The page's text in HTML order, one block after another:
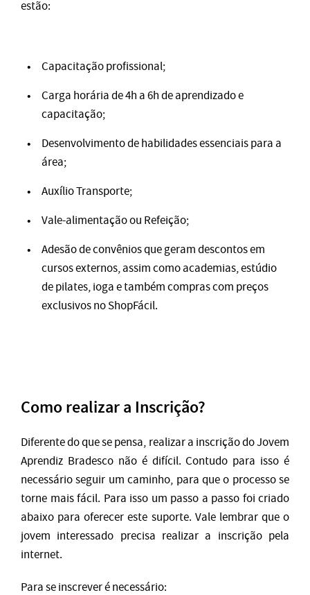
estão:
Capacitação profissional;
Carga horária de 4h a 6h de aprendizado e
capacitação;
Desenvolvimento de habilidades essenciais para a
área;
Auxílio Transporte;
Vale-alimentação ou Refeição;
Adesão de convênios que geram descontos em
cursos externos, assim como academias, estúdio
de pilates, ioga e também compras com preços
exclusivos no ShopFácil.
Como realizar a Inscrição?
Diferente do que se pensa, realizar a inscrição do Jovem
Aprendiz Bradesco não é difícil. Contudo para isso é
necessário seguir um caminho, para que o processo se
torne mais fácil. Para isso um passo a passo foi criado
abaixo para oferecer este suporte. Vale lembrar que o
jovem interessado precisa realizar a inscrição pela
internet.
Para se inscrever é necessário: